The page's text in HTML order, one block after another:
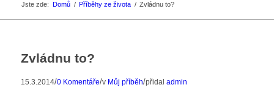
Jste zde: Domů / Příběhy ze života / Zvládnu to?
Zvládnu to?
15.3.2014/0 Komentáře/v Můj příběh/přidal admin